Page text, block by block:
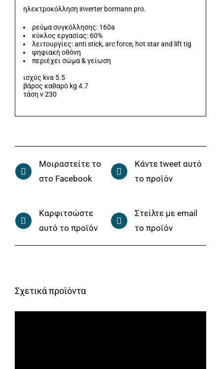
ηλεκτροκόλληση inverter bormann pro.
ρεύμα συγκόλλησης: 160a
κύκλος εργασίας: 60%
λειτουργίες: anti stick, arc force, hot star and lift tig
ψηφιακή οθόνη
περιέχει σώμα & γείωση
ισχύς kva 5.5
βάρος καθαρό kg 4.7
τάση v 230
Μοιραστείτε το
στο Facebook
Κάντε tweet αυτό
το προϊόν
Καρφιτσώστε
αυτό το προϊόν
Στείλτε με email
το προϊόν
Σχετικά προϊόντα